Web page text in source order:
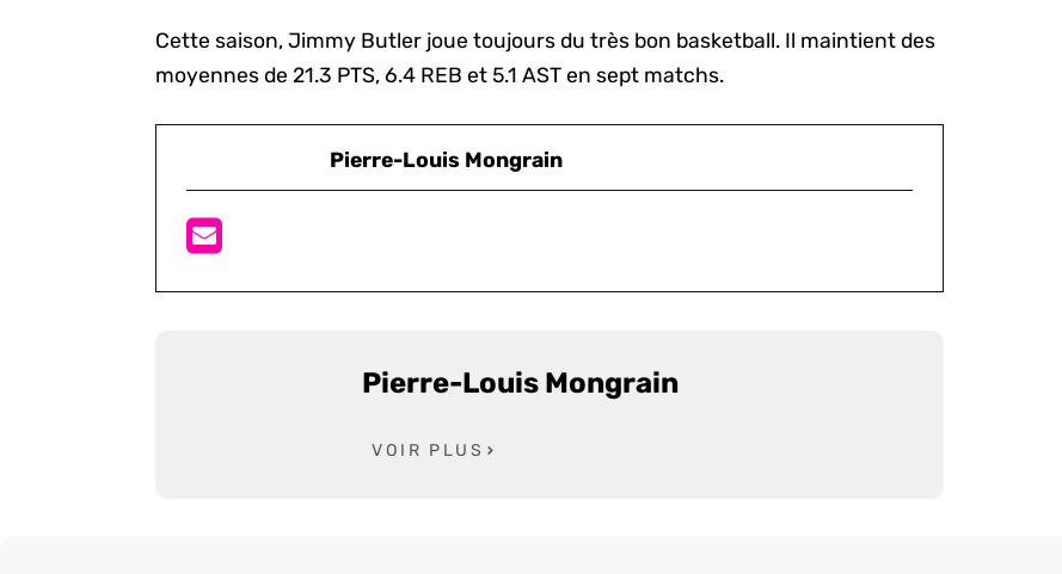
Cette saison, Jimmy Butler joue toujours du très bon basketball. Il maintient des
moyennes de 21.3 PTS, 6.4 REB et 5.1 AST en sept matchs.
Pierre-Louis Mongrain
Pierre-Louis Mongrain
VOIR PLUS